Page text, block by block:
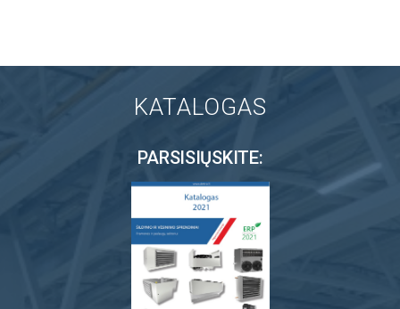
KATALOGAS
PARSISIŲSKITE: